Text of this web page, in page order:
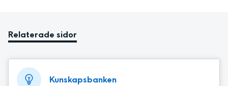
Relaterade sidor
Kunskapsbanken